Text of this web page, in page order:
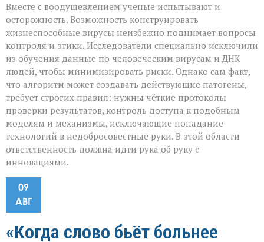
Вместе с воодушевлением учёные испытывают и
осторожность. Возможность конструировать
жизнеспособные вирусы неизбежно поднимает вопросы
контроля и этики. Исследователи специально исключили
из обучения данные по человеческим вирусам и ДНК
людей, чтобы минимизировать риски. Однако сам факт,
что алгоритм может создавать действующие патогены,
требует строгих правил: нужны чёткие протоколы
проверки результатов, контроль доступа к подобным
моделям и механизмы, исключающие попадание
технологий в недобросовестные руки. В этой области
ответственность должна идти рука об руку с
инновациями.
09
АВГ
«Когда слово бьёт больнее